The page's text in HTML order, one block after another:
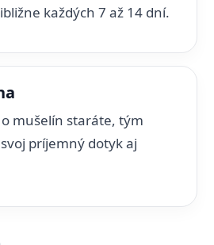
každých 7 až 14 dní.
mušelín staráte, tým
príjemný dotyk aj